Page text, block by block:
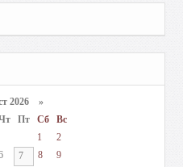
2026 »
Пт Сб
Вс
1
2
7 8
9